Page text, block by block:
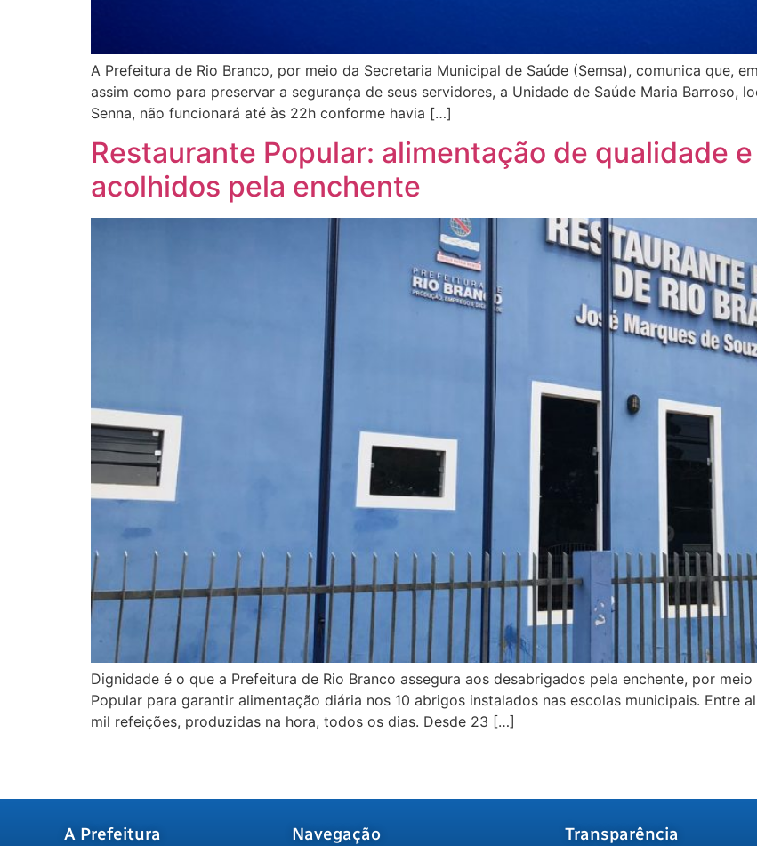
A Prefeitura de Rio Branco, por meio da Secretaria Municipal de Saúde (Semsa), comunica que,
assim como para preservar a segurança de seus servidores, a Unidade de Saúde Maria Barroso,
Senna, não funcionará até às 22h conforme havia […]
Restaurante Popular: alimentação de qualidade
acolhidos pela enchente
Dignidade é o que a Prefeitura de Rio Branco assegura aos desabrigados pela enchente, por
Popular para garantir alimentação diária nos 10 abrigos instalados nas escolas municipais. Entre
mil refeições, produzidas na hora, todos os dias. Desde 23 […]
A Prefeitura Navegação Transparência